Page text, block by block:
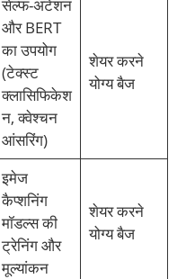
सेल्फ-अटेंशन
और BERT
का उपयोग
(टेक्स्ट
क्लासिफिकेश
न, क्वेश्चन
आंसरिंग)
शेयर करने
योग्य बैज
इमेज
कैप्शनिंग
मॉडल्स की
ट्रेनिंग और
मूल्यांकन
शेयर करने
योग्य बैज